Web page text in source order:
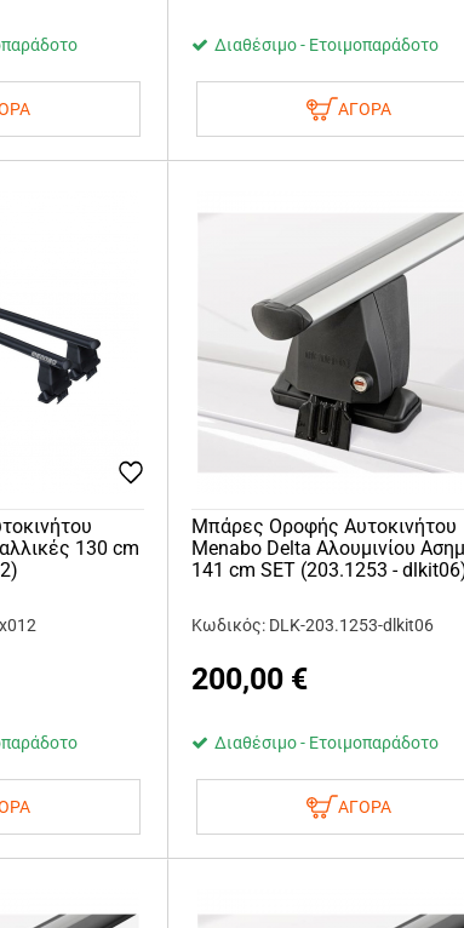
Διαθέσιμο - Ετοιμοπαράδοτο
ΑΓΟΡΑ
130 cm
Μπάρες Οροφής Αυτοκινήτου
Menabo Delta Αλουμινίου
141 cm SET (203.1253 -
Κωδικός: DLK-203.1253-dlkit06
200,00 €
Διαθέσιμο - Ετοιμοπαράδοτο
ΑΓΟΡΑ